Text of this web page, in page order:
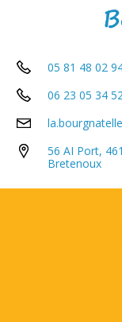
05 81 48 02
06 23 05 34
56 AI Port,
Bretenoux